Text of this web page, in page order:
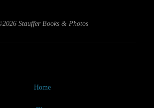
Stauffer Books & Photos
Home